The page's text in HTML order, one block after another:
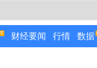
财经要闻 行情 数据